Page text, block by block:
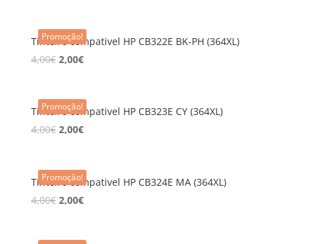
Promoção!
Tinteiro compativel HP CB322E BK-PH (364XL)
4,00€ 2,00€
Promoção!
Tinteiro compativel HP CB323E CY (364XL)
4,00€ 2,00€
Promoção!
Tinteiro compativel HP CB324E MA (364XL)
4,00€ 2,00€